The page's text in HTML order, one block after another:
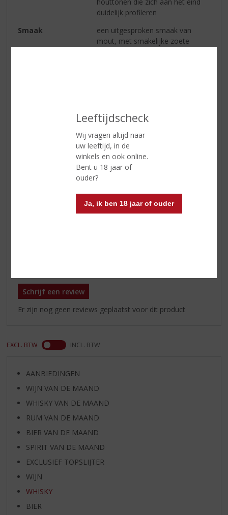
Leeftijdscheck
Wij vragen altijd naar
uw leeftijd, in de
winkels en ook online.
Bent u 18 jaar of
ouder?
Ja, ik ben 18 jaar of ouder
duidelijk profileren
Smaak
een uitgesproken smaak van
mout, met smakelijke zoete
de achtergrond een enigszins
wrange citroentoon vluchtig
waargenomen
de smaak van citroen neemt af en
de finish verandert in meer
conventioneel zoet. Hints van
hints van citroenschillen die de
Schrijf een review
Er zijn nog geen reviews geplaatst voor dit product
EXCL. BTW INCL. BTW
AANBIEDINGEN
WIJN VAN DE MAAND
WHISKY VAN DE MAAND
RUM VAN DE MAAND
BIER VAN DE MAAND
SPIRIT VAN DE MAAND
EXCLUSIEF TOPSLIJTER
WIJN
WHISKY
BIER